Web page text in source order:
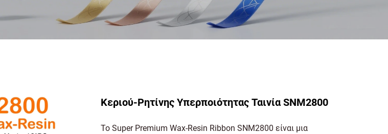
Κεριού-Ρητίνης Υπερποιότητας Ταινία SNM2800
Το Super Premium Wax-Resin Ribbon SNM2800 είναι μια